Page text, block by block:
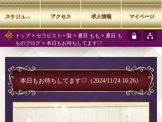
トップ> セラピスト一覧 >夏目 もも >夏目 も
ものブログ> 本日もお待ちしてます♡
本日もお待ちしてます♡ （2024/11/24 16:26）
スケジュール アクセス 求人情報 マイページ